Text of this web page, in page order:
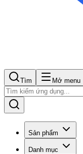
Tìm Mở menu
Sản phẩm
Danh mục